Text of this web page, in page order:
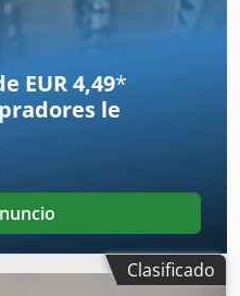
EUR 4,49*
le
Clasificado